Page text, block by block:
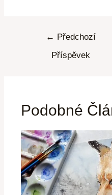
← Předchozí
Příspěvek
Podobné